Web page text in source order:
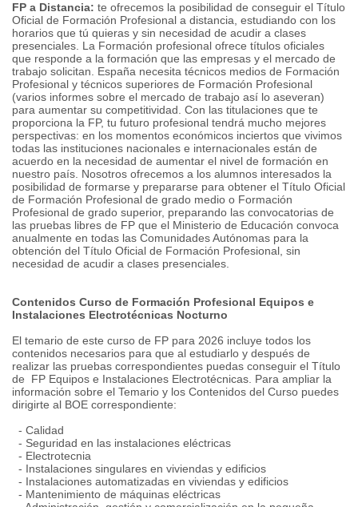
FP a Distancia: te ofrecemos la posibilidad de conseguir el Título
Oficial de Formación Profesional a distancia, estudiando con los
horarios que tú quieras y sin necesidad de acudir a clases
presenciales. La Formación profesional ofrece títulos oficiales
que responde a la formación que las empresas y el mercado de
trabajo solicitan. España necesita técnicos medios de Formación
Profesional y técnicos superiores de Formación Profesional
(varios informes sobre el mercado de trabajo así lo aseveran)
para aumentar su competitividad. Con las titulaciones que te
proporciona la FP, tu futuro profesional tendrá mucho mejores
perspectivas: en los momentos económicos inciertos que vivimos
todas las instituciones nacionales e internacionales están de
acuerdo en la necesidad de aumentar el nivel de formación en
nuestro país. Nosotros ofrecemos a los alumnos interesados la
posibilidad de formarse y prepararse para obtener el Título Oficial
de Formación Profesional de grado medio o Formación
Profesional de grado superior, preparando las convocatorias de
las pruebas libres de FP que el Ministerio de Educación convoca
anualmente en todas las Comunidades Autónomas para la
obtención del Título Oficial de Formación Profesional, sin
necesidad de acudir a clases presenciales.
Contenidos Curso de Formación Profesional Equipos e
Instalaciones Electrotécnicas Nocturno
El temario de este curso de FP para 2026 incluye todos los
contenidos necesarios para que al estudiarlo y después de
realizar las pruebas correspondientes puedas conseguir el Título
de FP Equipos e Instalaciones Electrotécnicas. Para ampliar la
información sobre el Temario y los Contenidos del Curso puedes
dirigirte al BOE correspondiente:
- Calidad
- Seguridad en las instalaciones eléctricas
- Electrotecnia
- Instalaciones singulares en viviendas y edificios
- Instalaciones automatizadas en viviendas y edificios
- Mantenimiento de máquinas eléctricas